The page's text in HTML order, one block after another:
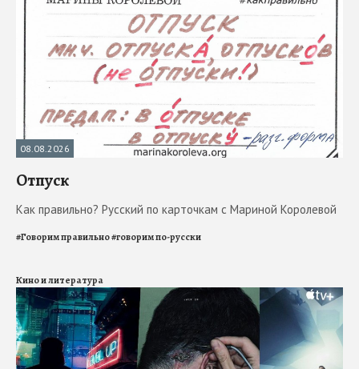
08.08.2026
Отпуск
Как правильно? Русский по карточкам с Мариной Королевой
#Говорим правильно#говорим по-русски
Кино и литература